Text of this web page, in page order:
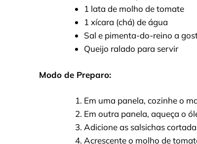
1 lata de molho de tomate
1 xícara (chá) de água
Sal e pimenta-do-reino a
Queijo ralado para servir
Modo de Preparo:
Em uma panela, cozinhe o
Em outra panela, aqueça o
Adicione as salsichas
Acrescente o molho de